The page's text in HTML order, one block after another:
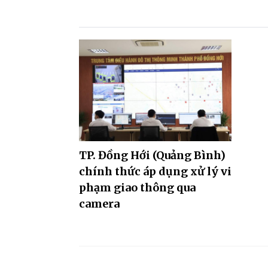
TP. Đồng Hới (Quảng Bình)
chính thức áp dụng xử lý vi
phạm giao thông qua
camera